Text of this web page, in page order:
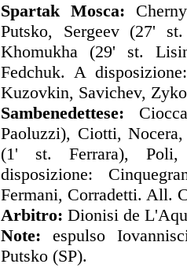
Spartak Mosca:
Putsko, Sergeev (27'
Khomukha (29' st.
Fedchuk. A
Kuzovkin, Savichev,
Sambenedettese:
Paoluzzi), Ciotti,
(1' st. Ferrara),
disposizione:
Fermani, Corradetti. All.
Arbitro: Dionisi de
Note: espulso
Putsko (SP).